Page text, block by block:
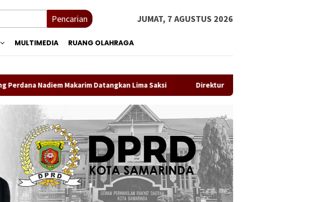
Pencarian JUMAT, 7 AGUSTUS 2026
MULTIMEDIA RUANG OLAHRAGA
Makarim Datangkan Lima Saksi Direktur RS IA Moeis Tegaskan Laporan ke